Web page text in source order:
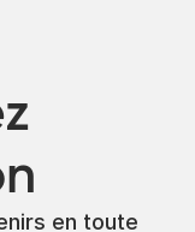
en toute